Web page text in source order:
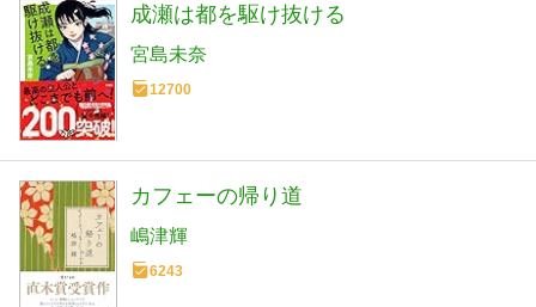
成瀬は都を駆け抜ける
宮島未奈
12700
カフェーの帰り道
嶋津輝
6243